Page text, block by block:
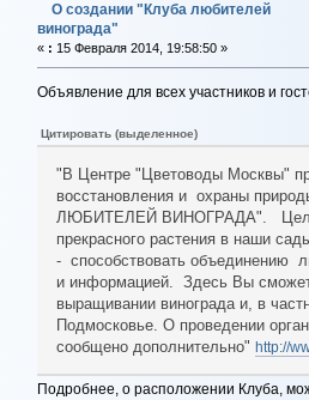
О создании "Клуба любителей
винограда"
« : 15 Февраля 2014, 19:58:50 »
Объявление для всех участников и
Цитировать (выделенное)
"В Центре "Цветоводы Москвы"
восстановления и охраны
ЛЮБИТЕЛЕЙ ВИНОГРАДА". Цель
прекрасного растения в наши
- способствовать объединению
и информацией. Здесь Вы
выращивании винограда и, в
Подмосковье. О проведении
сообщено дополнительно"http://
Подробнее, о расположении Клуба,